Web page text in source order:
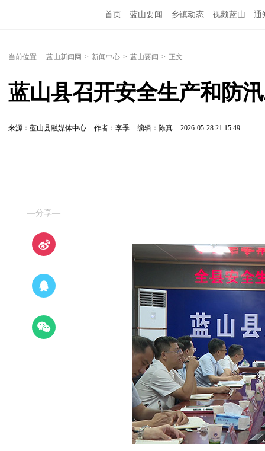
首页 蓝山要闻 乡镇动态 视频蓝山 通
当前位置: 蓝山新闻网 > 新闻中心 > 蓝山要闻 > 正文
蓝山县召开安全生产和防
来源：蓝山县融媒体中心 作者：李季 编辑：陈真 2026-05-28 21:15:49
—分享—